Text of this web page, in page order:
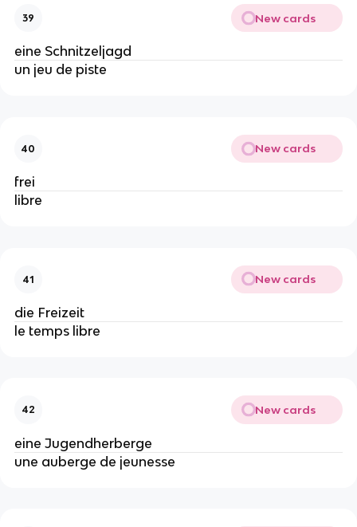
39 New cards
eine Schnitzeljagd
un jeu de piste
40 New cards
frei
libre
41 New cards
die Freizeit
le temps libre
42 New cards
eine Jugendherberge
une auberge de jeunesse